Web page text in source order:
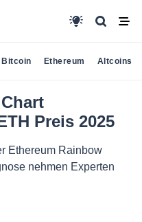
Bitcoin Ethereum Altcoins
Preis 2025
Ethereum Rainbow
nehmen Experten